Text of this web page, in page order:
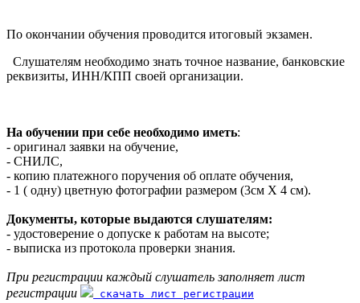
По окончании обучения проводится итоговый экзамен.
Слушателям необходимо знать точное название, банковские
реквизиты, ИНН/КПП своей организации.
На обучении при себе необходимо иметь:
- оригинал заявки на обучение,
- СНИЛС,
- копию платежного поручения об оплате обучения,
- 1 ( одну) цветную фотографии размером (3см Х 4 см).
Документы, которые выдаются слушателям:
- удостоверение о допуске к работам на высоте;
- выписка из протокола проверки знания.
При регистрации каждый слушатель заполняет лист
регистрации
скачать лист регистрации